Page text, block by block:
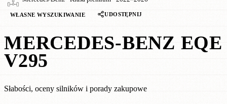
WŁASNE WYSZUKIWANIE UDOSTĘPNIJ
MERCEDES-BENZ EQE
V295
Słabości, oceny silników i porady zakupowe